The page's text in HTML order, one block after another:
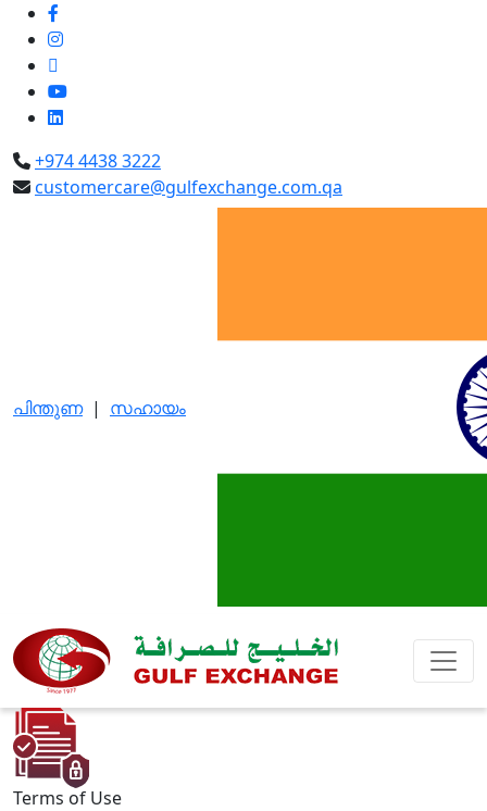
+974 4438 3222
customercare@gulfexchange.com.qa
പിന്തുണ | സഹായം
Terms of Use